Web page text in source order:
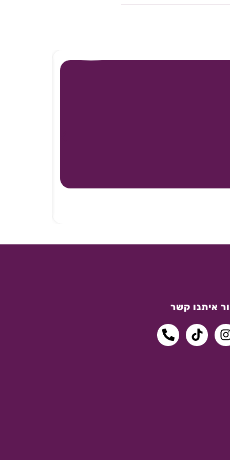
איתנו קשר